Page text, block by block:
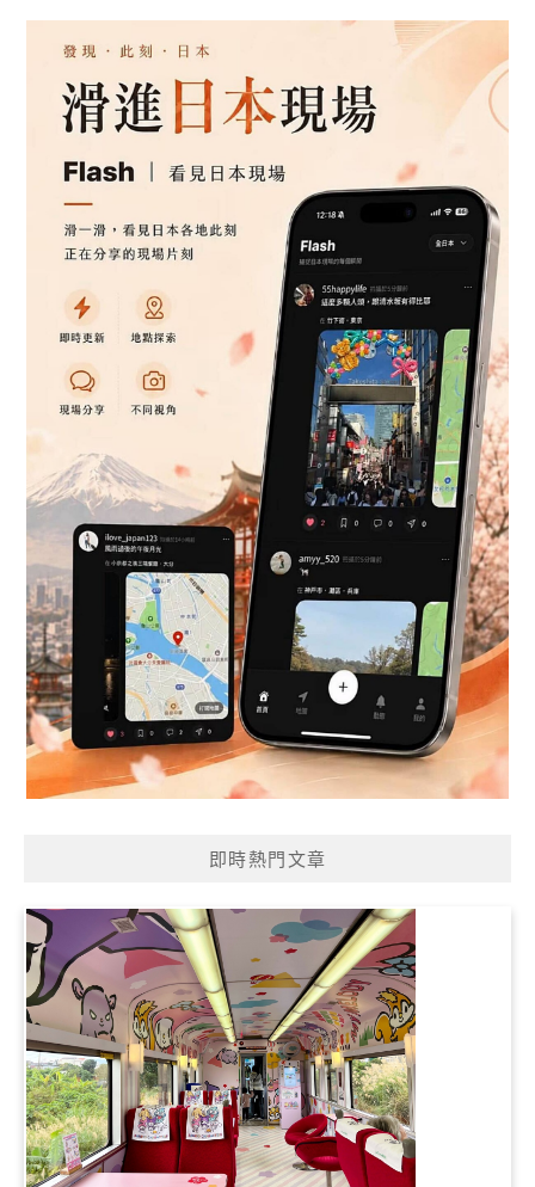
即時熱門文章